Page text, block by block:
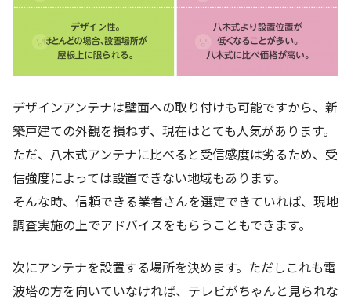
デザインアンテナは壁面への取り付けも可能ですから、新
築戸建ての外観を損ねず、現在はとても人気があります。
ただ、八木式アンテナに比べると受信感度は劣るため、受
信強度によっては設置できない地域もあります。
そんな時、信頼できる業者さんを選定できていれば、現地
調査実施の上でアドバイスをもらうこともできます。
次にアンテナを設置する場所を決めます。ただしこれも電
波塔の方を向いていなければ、テレビがちゃんと見られな